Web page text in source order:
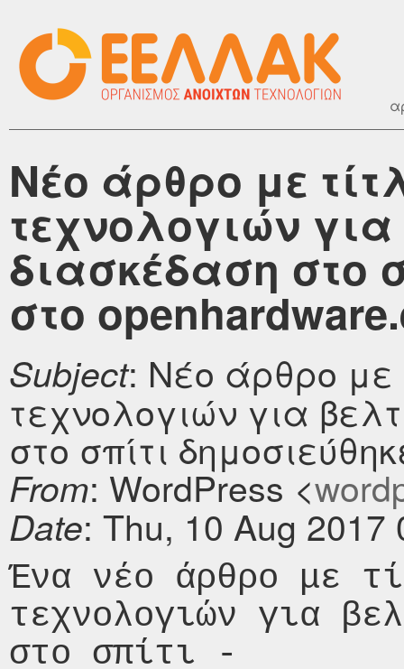
Νέο άρθρο με
τεχνολογιών
διασκέδαση στο
στο
Subject: Νέο άρθρο με
τεχνολογιών για
στο σπίτι
From: WordPress <
Date: Thu, 10 Aug 2017
Ένα νέο άρθρο με
τεχνολογιών για